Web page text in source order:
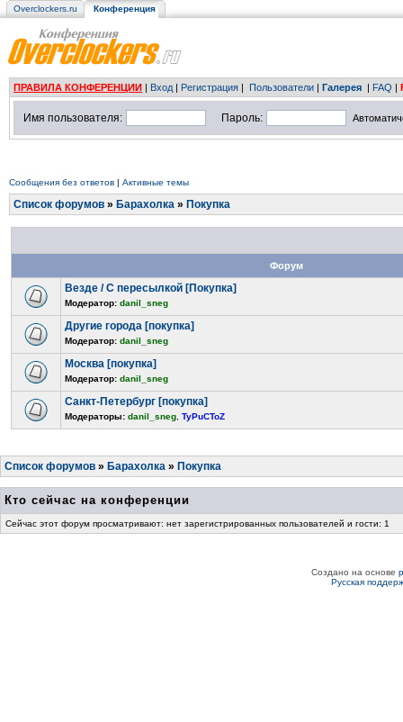
Overclockers.ru Конференция
ПРАВИЛА КОНФЕРЕНЦИИ | Вход | Регистрация | Пользователи | Галерея | FAQ |
Имя пользователя: Пароль:
Сообщения без ответов | Активные темы
Список форумов » Барахолка » Покупка
Форум
Везде / С пересылкой [Покупка]
Модератор: danil_sneg
Другие города [покупка]
Модератор: danil_sneg
Москва [покупка]
Модератор: danil_sneg
Санкт-Петербург [покупка]
Модераторы: danil_sneg TyPuCToZ
Список форумов » Барахолка » Покупка
Кто сейчас на конференции
Сейчас этот форум просматривают: нет зарегистрированных пользователей и гости: 1
Создано на основе
Русская